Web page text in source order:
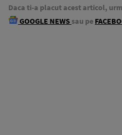
Daca ti-a placut acest articol,
GOOGLE NEWS sau pe